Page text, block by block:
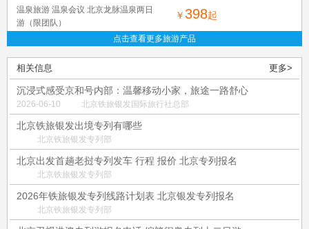
温泉旅游 温泉会议 北京龙脉温泉两日
游（限团队）
￥398起
点击查看更多旅游产品
相关信息 更多>
沉浸式感受京和号内部：温馨移动小家，旅途一路舒心
2026-06-10 北京铁旅银发国际旅行社总部
北京铁旅银发出境专列有哪些
北京铁旅银发专列部
北京出发首趟老挝专列发车 行程 报价 北京专列报名
北京铁旅银发专列部
2026年铁旅银发专列线路计划表 北京银发专列报名
北京铁旅银发专列部